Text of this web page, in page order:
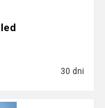
30 dni